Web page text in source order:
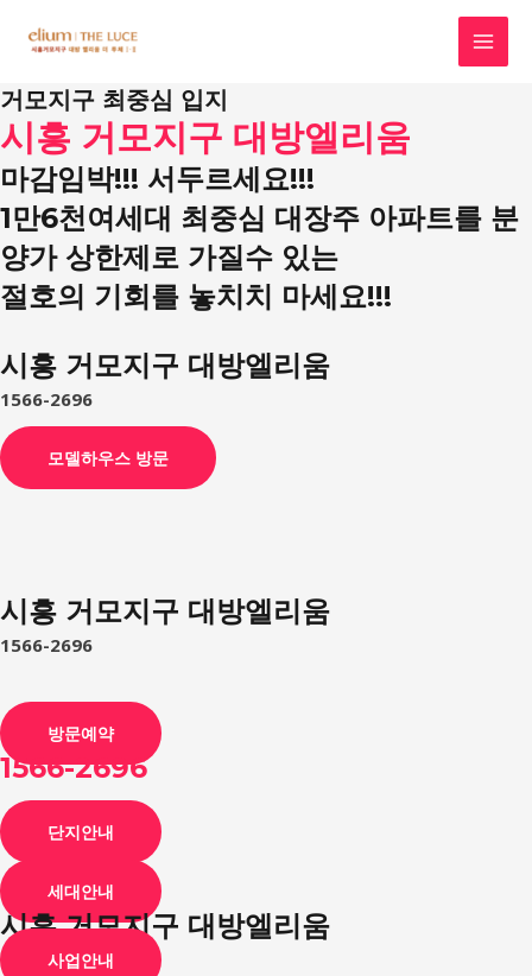
로
건
뛰
기
거모지구 최중심 입지
시흥 거모지구 대방엘리움
마감임박!!! 서두르세요!!!
1만6천여세대 최중심 대장주 아파트를 분
양가 상한제로 가질수 있는
절호의 기회를 놓치치 마세요!!!
시흥 거모지구 대방엘리움
1566-2696
모델하우스 방문
시흥 거모지구 대방엘리움
1566-2696
방문예약
1566-2696
단지안내
세대안내
시흥 거모지구 대방엘리움
사업안내